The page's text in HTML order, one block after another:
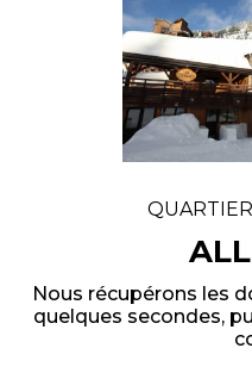
Nous récupérons les
quelques secondes,